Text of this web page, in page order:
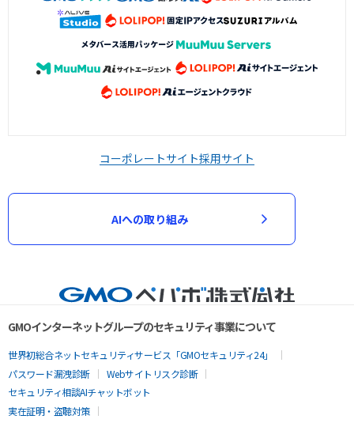
コーポレートサイト採用サイト
AIへの取り組み
GMOインターネットグループのセキュリティ事業について
世界初総合ネットセキュリティサービス「GMOセキュリティ24」
パスワード漏洩診断
Webサイトリスク診断
セキュリティ相談AIチャットボット
実在証明・盗聴対策